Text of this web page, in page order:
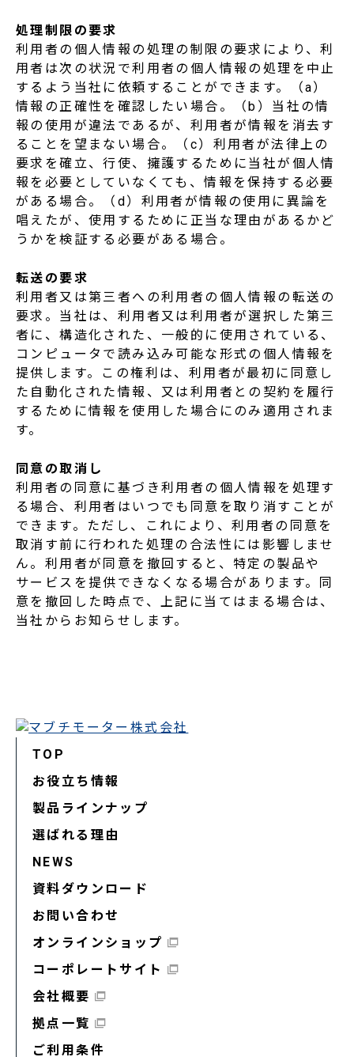
処理制限の要求
利用者の個人情報の処理の制限の要求により、利
用者は次の状況で利用者の個人情報の処理を中止
するよう当社に依頼することができます。（a）
情報の正確性を確認したい場合。（b）当社の情
報の使用が違法であるが、利用者が情報を消去す
ることを望まない場合。（c）利用者が法律上の
要求を確立、行使、擁護するために当社が個人情
報を必要としていなくても、情報を保持する必要
がある場合。（d）利用者が情報の使用に異論を
唱えたが、使用するために正当な理由があるかど
うかを検証する必要がある場合。
転送の要求
利用者又は第三者への利用者の個人情報の転送の
要求。当社は、利用者又は利用者が選択した第三
者に、構造化された、一般的に使用されている、
コンピュータで読み込み可能な形式の個人情報を
提供します。この権利は、利用者が最初に同意し
た自動化された情報、又は利用者との契約を履行
するために情報を使用した場合にのみ適用されま
す。
同意の取消し
利用者の同意に基づき利用者の個人情報を処理す
る場合、利用者はいつでも同意を取り消すことが
できます。ただし、これにより、利用者の同意を
取消す前に行われた処理の合法性には影響しませ
ん。利用者が同意を撤回すると、特定の製品や
サービスを提供できなくなる場合があります。同
意を撤回した時点で、上記に当てはまる場合は、
当社からお知らせします。
TOP
お役立ち情報
製品ラインナップ
選ばれる理由
NEWS
資料ダウンロード
お問い合わせ
オンラインショップ
コーポレートサイト
会社概要
拠点一覧
ご利用条件